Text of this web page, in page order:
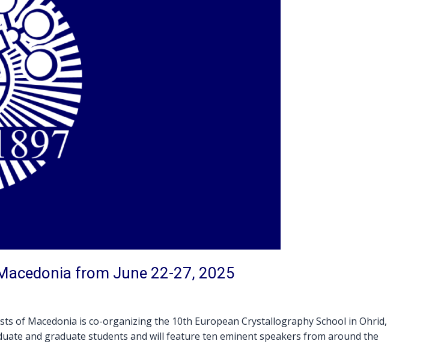
from June 22-27, 2025
of Macedonia is co-organizing the 10th European Crystallography School in Ohrid,
and graduate students and will feature ten eminent speakers from around the